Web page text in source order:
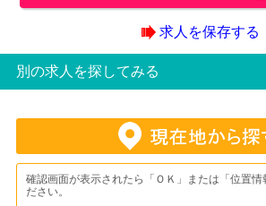
求人を保存する
別の求人を探してみる
確認画面が表示されたら「ＯＫ」または「位置情
ださい。